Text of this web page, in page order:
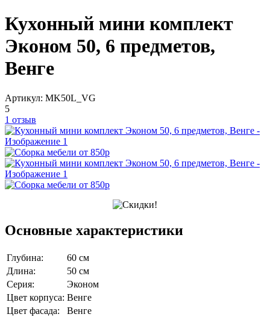
Кухонный мини комплект
Эконом 50, 6 предметов,
Венге
Артикул: MK50L_VG
5
1 отзыв
Основные характеристики
Глубина:
60 см
Длина:
50 см
Серия:
Эконом
Цвет корпуса: Венге
Цвет фасада:
Венге